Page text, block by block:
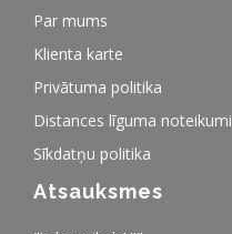
Par mums
Klienta karte
Privātuma politika
Distances līguma noteikumi
Sīkdatņu politika
Atsauksmes